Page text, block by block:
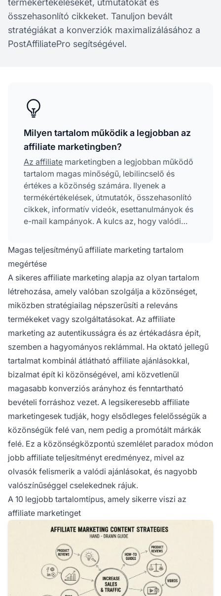
termékértékeléseket, útmutatókat és
összehasonlító cikkeket. Tanuljon bevált
stratégiákat a konverziók maximalizálásához a
PostAffiliatePro segítségével.
Milyen tartalom működik a legjobban az
affiliate marketingben?
Az affiliate marketingben a legjobban működő
tartalom magas minőségű, lebilincselő és
értékes a közönség számára. Ilyenek a
termékértékelések, útmutatók, összehasonlító
cikkek, informatív videók, esettanulmányok és
e-mail kampányok. A kulcs az, hogy valódi
integrálja az affiliate linkeket a bizalomépítés
és a konverziók ösztönzése érdekében.
Magas teljesítményű affiliate marketing tartalom
megértése
A sikeres affiliate marketing alapja az olyan tartalom
létrehozása, amely valóban szolgálja a közönséget,
miközben stratégiailag népszerűsíti a releváns
termékeket vagy szolgáltatásokat. Az affiliate
marketing az autentikusságra és az értékadásra épít,
szemben a hagyományos reklámmal. Ha oktató jellegű
tartalmat kombinál átlátható affiliate ajánlásokkal,
bizalmat épít ki közönségével, ami közvetlenül
magasabb konverziós arányhoz és fenntartható
bevételi forráshoz vezet. A legsikeresebb affiliate
marketingesek tudják, hogy elsődleges felelősségük a
közönségük felé van, nem pedig a promótált márkák
felé. Ez a közönségközpontú szemlélet paradox módon
jobb affiliate teljesítményt eredményez, mivel az
olvasók felismerik a valódi ajánlásokat, és nagyobb
valószínűséggel cselekednek rájuk.
A 10 legjobb tartalomtípus, amely sikerre viszi az
affiliate marketinget